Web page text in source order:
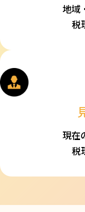
地域
税
現在
税